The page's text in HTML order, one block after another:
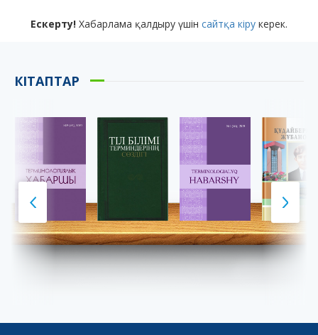
Ескерту! Хабарлама қалдыру үшін сайтқа кіру керек.
КІТАПТАР